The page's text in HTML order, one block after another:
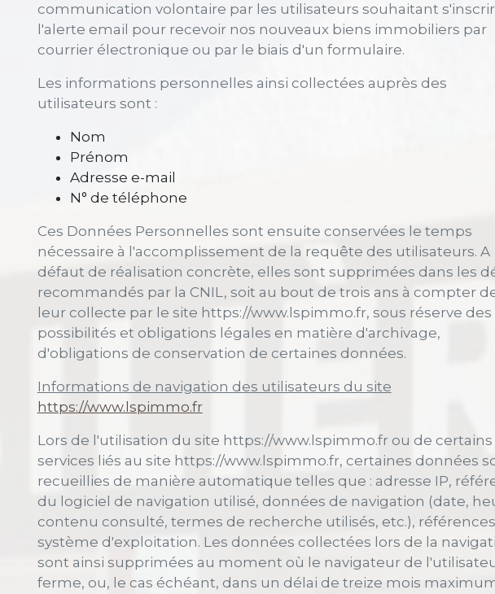
communication volontaire par les utilisateurs souhaitant
l'alerte email pour recevoir nos nouveaux biens immobiliers par
courrier électronique ou par le biais d'un formulaire.
Les informations personnelles ainsi collectées auprès des
utilisateurs sont :
Nom
Prénom
Adresse e-mail
N° de téléphone
Ces Données Personnelles sont ensuite conservées le temps
nécessaire à l'accomplissement de la requête des utilisateurs. A
défaut de réalisation concrète, elles sont supprimées dans les
recommandés par la CNIL, soit au bout de trois ans à compter
leur collecte par le site https://www.lspimmo.fr, sous réserve des
possibilités et obligations légales en matière d'archivage,
d'obligations de conservation de certaines données.
Informations de navigation des utilisateurs du site
https://www.lspimmo.fr
Lors de l'utilisation du site https://www.lspimmo.fr ou de certains
services liés au site https://www.lspimmo.fr, certaines données
recueillies de manière automatique telles que : adresse IP,
du logiciel de navigation utilisé, données de navigation (date,
contenu consulté, termes de recherche utilisés, etc.),
système d'exploitation. Les données collectées lors de la
sont ainsi supprimées au moment où le navigateur de
ferme, ou, le cas échéant, dans un délai de treize mois